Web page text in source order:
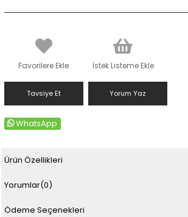
Favorilere Ekle İstek Listeme Ekle
Tavsiye Et Yorum Yaz
WhatsApp
Ürün Özellikleri
Yorumlar(0)
Ödeme Seçenekleri